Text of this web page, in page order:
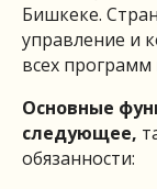
Бишкеке.
управление и
всех
Основные
следующее,
обязанности: